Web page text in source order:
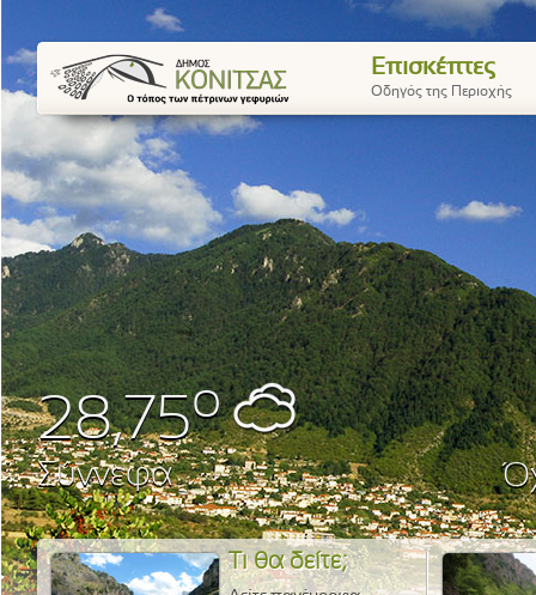
Επισκέπτες
Οδηγός της Περιοχής
28,75o
Σύννεφα
Τι θα δείτε;